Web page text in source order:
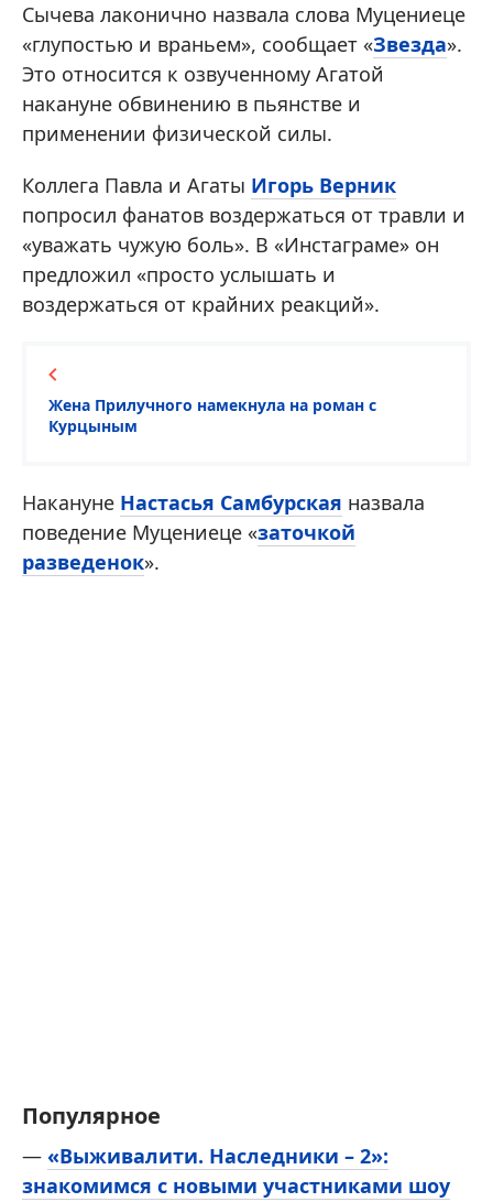
Сычева лаконично назвала слова Муцениеце
«глупостью и враньем», сообщает «Звезда».
Это относится к озвученному Агатой
накануне обвинению в пьянстве и
применении физической силы.
Коллега Павла и Агаты Игорь Верник
попросил фанатов воздержаться от травли и
«уважать чужую боль». В «Инстаграме» он
предложил «просто услышать и
воздержаться от крайних реакций».
Жена Прилучного намекнула на роман с
Курцыным
Накануне Настасья Самбурская назвала
поведение Муцениеце «заточкой
разведенок».
Популярное
— «Выживалити. Наследники – 2»:
знакомимся с новыми участниками шоу